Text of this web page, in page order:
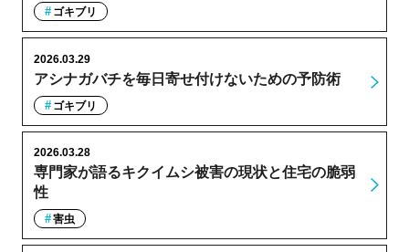
ゴキブリ
アシナガバチを毎日寄せ付けないための予防術
2026.03.29
ゴキブリ
専門家が語るキクイムシ被害の現状と住宅の脆弱
性
2026.03.28
害虫